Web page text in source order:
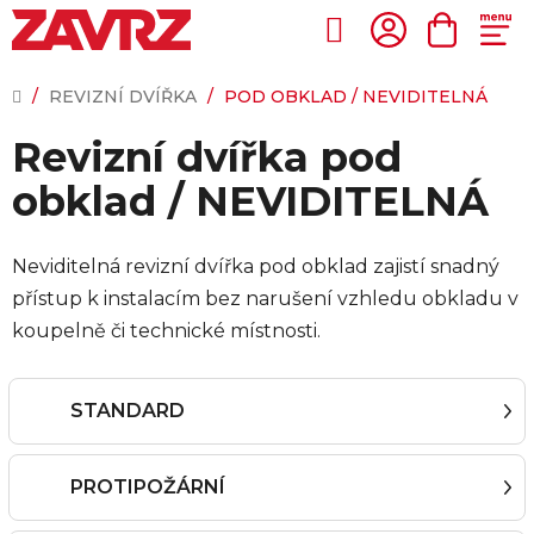
Přejít
na
Hledat
KOŠÍK
DOMŮ
/ REVIZNÍ DVÍŘKA / POD OBKLAD / NEVIDITELNÁ
Revizní dvířka pod
obklad / NEVIDITELNÁ
Neviditelná revizní dvířka pod obklad zajistí snadný
přístup k instalacím bez narušení vzhledu obkladu v
koupelně či technické místnosti.
STANDARD
PROTIPOŽÁRNÍ